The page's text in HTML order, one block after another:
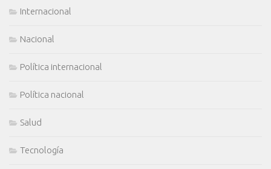
Internacional
Nacional
Política internacional
Política nacional
Salud
Tecnología